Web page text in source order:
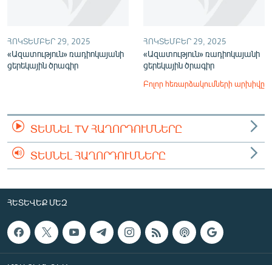
ՀՈԿՏԵՄԲԵՐ 29, 2025
«Ազատություն» ռադիոկայանի
ցերեկային ծրագիր
ՀՈԿՏԵՄԲԵՐ 29, 2025
«Ազատություն» ռադիոկայանի
ցերեկային ծրագիր
Բոլոր հեռարձակումների արխիվը
ՏԵՍՆԵԼ TV ՀԱՂՈՐԴՈՒՄՆԵՐԸ
ՏԵՍՆԵԼ ՀԱՂՈՐԴՈՒՄՆԵՐԸ
ՀԵՏԵՎԵՔ ՄԵԶ